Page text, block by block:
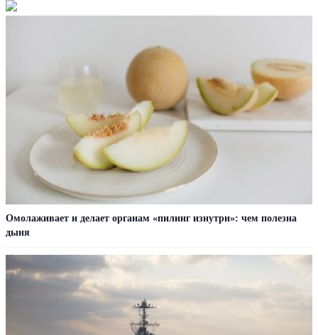
Омолаживает и делает органам «пилинг изнутри»: чем полезна
дыня